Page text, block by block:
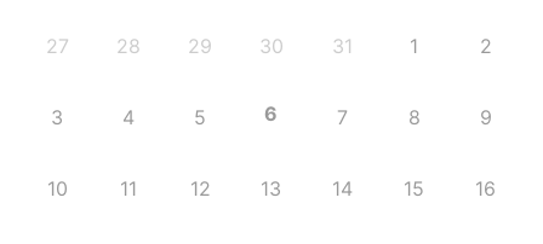
27 28 29 30 31 1 2
3 4 5 6 7 8 9
10 11 12 13 14 15 16